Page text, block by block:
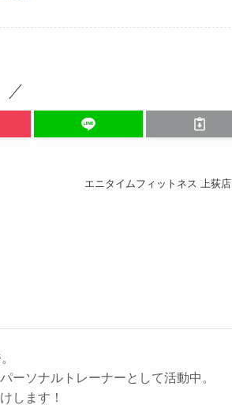
エニタイムフィットネス 上荻店
ーソナルトレーナーとして活動中。
します！